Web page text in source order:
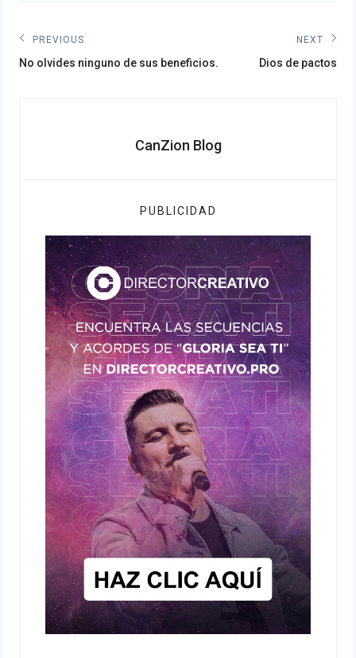
Navegación
de
PREVIOUS
Previous
No olvides ninguno de sus beneficios.
NEXT
Next
Dios de pactos
CanZion Blog
PUBLICIDAD